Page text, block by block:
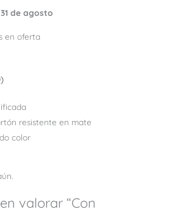
de agosto
en oferta
resistente en mate
color
valorar “Con